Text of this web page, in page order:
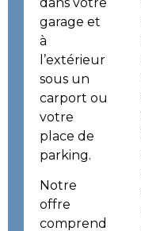
garage et
à
l’extérieur
sous un
carport ou
votre
place de
parking.
Notre
offre
comprend